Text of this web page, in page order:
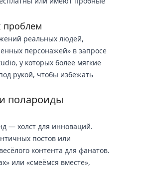
проблем
реальных людей,
персонажей» в запросе
у которых более мягкие
рукой, чтобы избежать
полароиды
— холст для инноваций.
постов или
контента для фанатов.
или «смеёмся вместе»,